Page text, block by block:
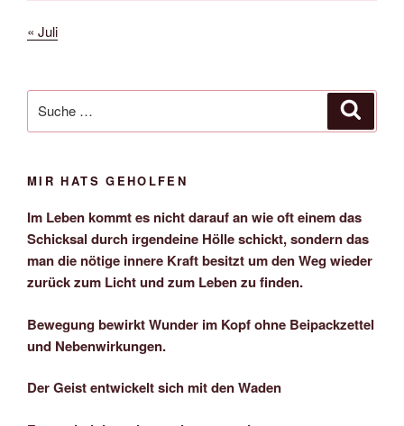
« Juli
nach:
MIR HATS GEHOLFEN
Im Leben kommt es nicht darauf an wie oft einem das
Schicksal durch irgendeine Hölle schickt, sondern das
man die nötige innere Kraft besitzt um den Weg wieder
zurück zum Licht und zum Leben zu finden.
Bewegung bewirkt Wunder im Kopf ohne Beipackzettel
und Nebenwirkungen.
Der Geist entwickelt sich mit den Waden